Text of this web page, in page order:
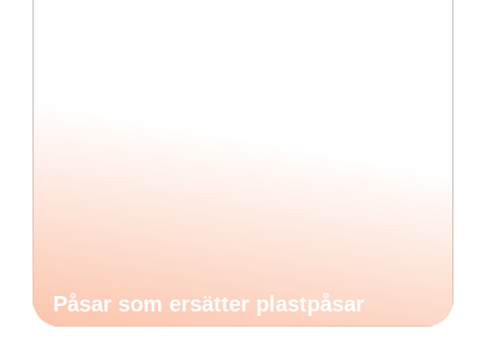
Påsar som ersätter plastpåsar